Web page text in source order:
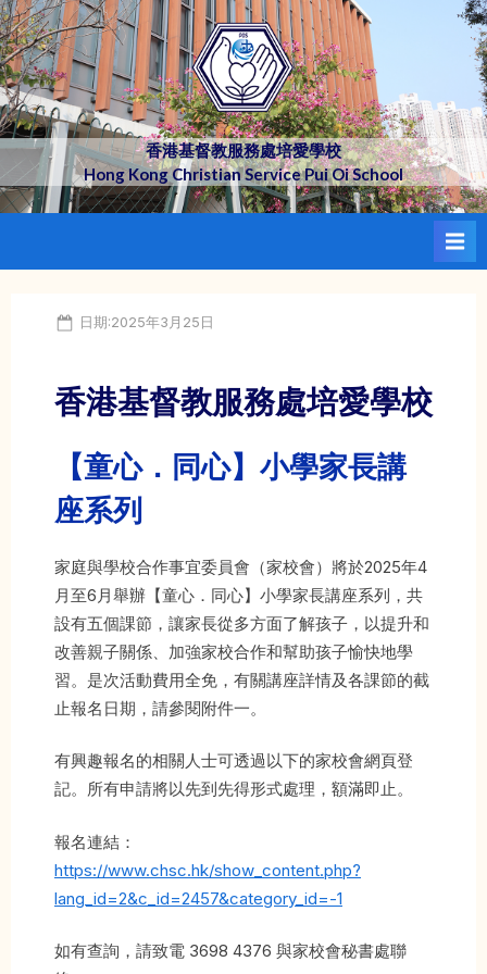
Skip
to
content
香港基督教服務處培愛學校
Hong Kong Christian Service Pui Oi School
Posted
日期:2025年3月25日
香港基督教服務處培愛學校
【童心．同心】小學家長講
座系列
家庭與學校合作事宜委員會（家校會）將於2025年4
月至6月舉辦【童心．同心】小學家長講座系列，共
設有五個課節，讓家長從多方面了解孩子，以提升和
改善親子關係、加強家校合作和幫助孩子愉快地學
習。是次活動費用全免，有關講座詳情及各課節的截
止報名日期，請參閱附件一。
有興趣報名的相關人士可透過以下的家校會網頁登
記。所有申請將以先到先得形式處理，額滿即止。
報名連結：
https://www.chsc.hk/show_content.php?
lang_id=2&c_id=2457&category_id=-1
如有查詢，請致電 3698 4376 與家校會秘書處聯